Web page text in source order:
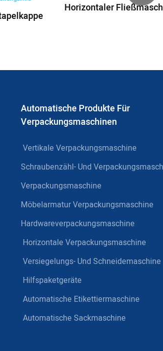
Horizontaler
Automatische Produkte Für
Verpackungsmaschinen
Vertikale Verpackungsmaschine
Schraubenzähl- Und
Verpackungsmaschine
Möbelarmatur Verpackungsmaschine
Hardwareverpackungsmaschine
Horizontale Verpackungsmaschine
Versiegelungs- Und Schneidemaschine
Hilfspaketgeräte
Automatische Etikettiermaschine
Automatische Sackmaschine